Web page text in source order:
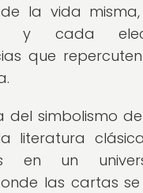
la vida
y cada
que
del simbolismo
literatura
en un
las cartas